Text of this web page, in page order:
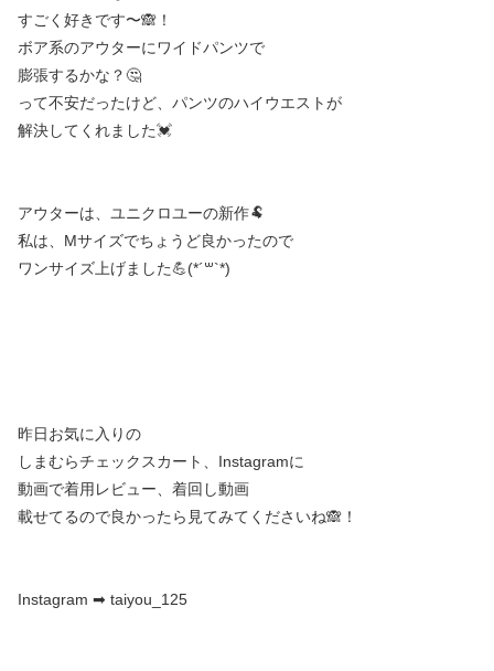
すごく好きです〜🙈！
ボア系のアウターにワイドパンツで
膨張するかな？🤔
って不安だったけど、パンツのハイウエストが
解決してくれました💓
アウターは、ユニクロユーの新作🐏
私は、Mサイズでちょうど良かったので
ワンサイズ上げました💪(*´꒳`*)
昨日お気に入りの
しまむらチェックスカート、Instagramに
動画で着用レビュー、着回し動画
載せてるので良かったら見てみてくださいね🙈！
Instagram ➡︎ taiyou_125